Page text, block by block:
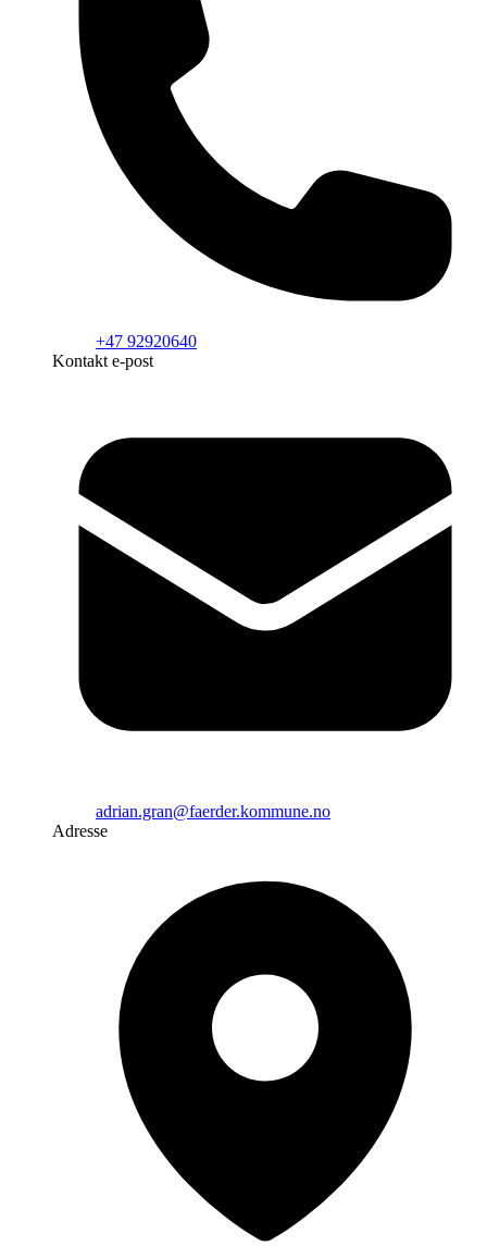
+47 92920640
Kontakt e-post
adrian.gran@faerder.kommune.no
Adresse